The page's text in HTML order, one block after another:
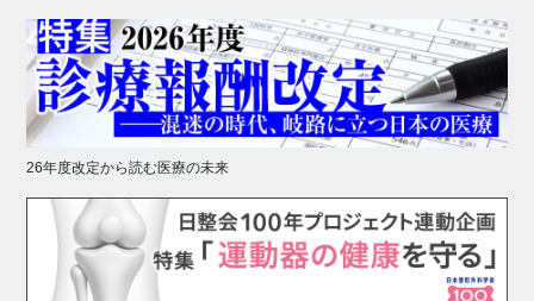
26年度改定から読む医療の未来